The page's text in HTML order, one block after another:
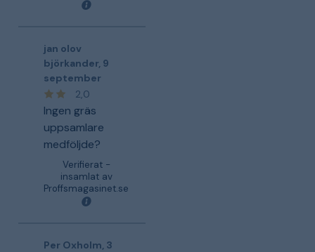
jan olov
björkander 9
september
2,0
Ingen gräs
uppsamlare
medföljde?
Verifierat -
insamlat av
Proffsmagasinet.se
Per Oxholm 3